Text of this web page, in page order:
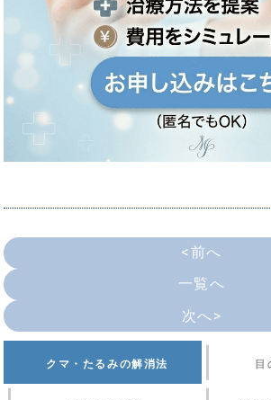
<前へ
一覧へ
次へ>
クマ・たるみの解消法 目